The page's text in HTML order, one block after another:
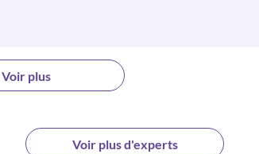
Voir plus
Voir plus d'experts